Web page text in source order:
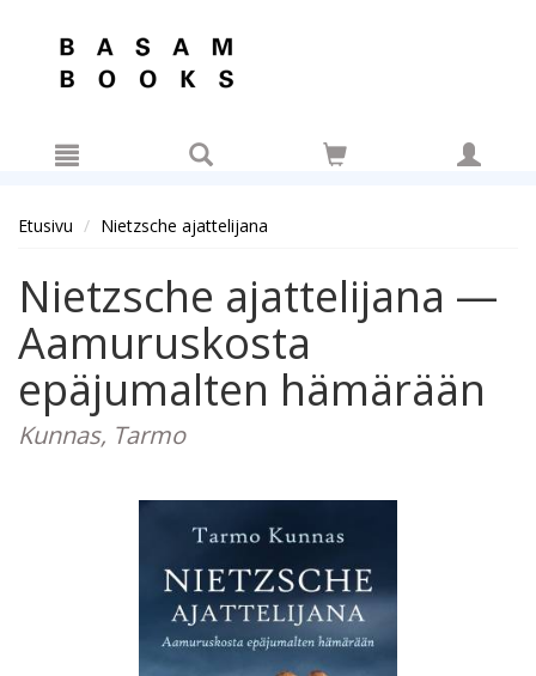
Etusivu Nietzsche ajattelijana
Nietzsche ajattelijana —
Aamuruskosta
epäjumalten hämärään
Kunnas, Tarmo